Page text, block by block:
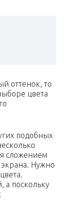
оттенок, то
цвета
подобных
сложением
экрана. Нужно
а поскольку